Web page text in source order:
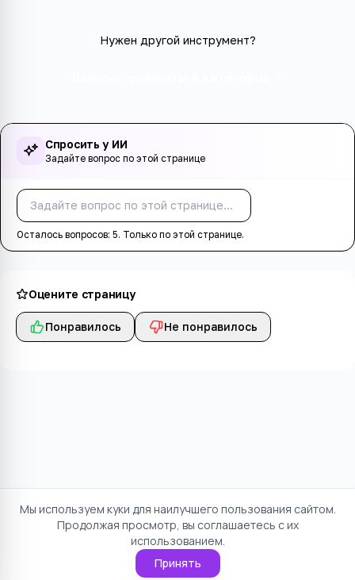
Нужен другой инструмент?
Спросить у ИИ
Задайте вопрос по этой странице
Осталось вопросов: 5. Только по этой странице.
Оцените страницу
Понравилось Не понравилось
Мы используем куки для наилучшего пользования сайтом.
Продолжая просмотр, вы соглашаетесь с их
использованием.
Принять